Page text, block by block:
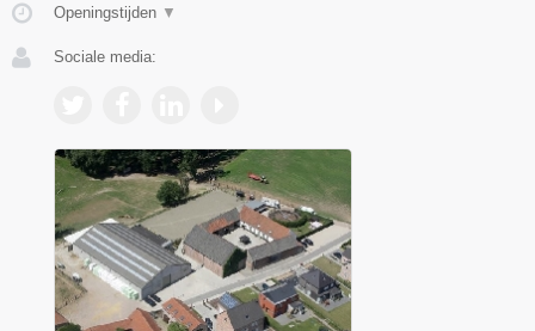
Openingstijden ▼
Sociale media: